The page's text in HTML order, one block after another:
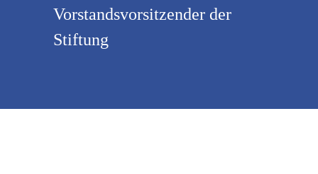
Vorstandsvorsitzender der
Stiftung